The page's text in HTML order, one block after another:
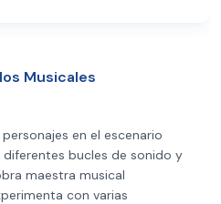
Musicales
en el escenario
bucles de sonido y
maestra musical
con varias